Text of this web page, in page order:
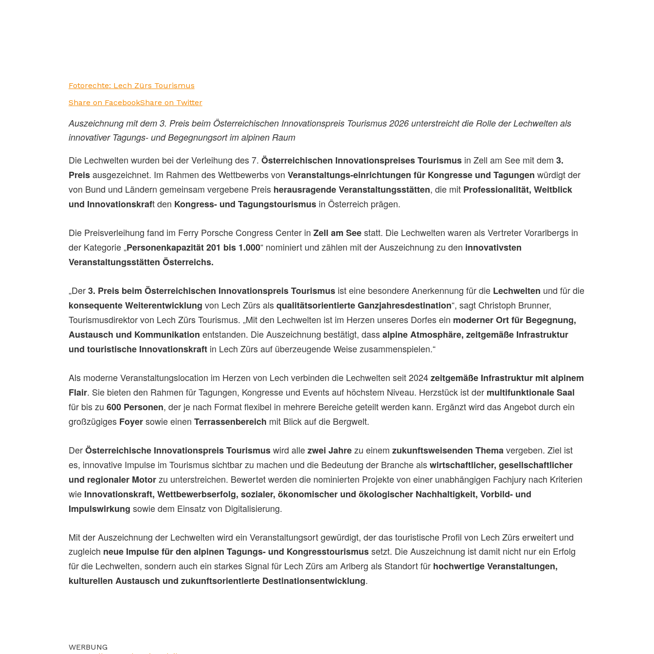
Fotorechte: Lech Zürs Tourismus
Share on FacebookShare on Twitter
Auszeichnung mit dem 3. Preis beim Österreichischen Innovationspreis Tourismus 2026 unterstreicht die Rolle der Lechwelten als
innovativer Tagungs- und Begegnungsort im alpinen Raum
Die Lechwelten wurden bei der Verleihung des 7. Österreichischen Innovationspreises Tourismusin Zell am See mit dem 3.
Preisausgezeichnet. Im Rahmen des Wettbewerbs von Veranstaltungs-einrichtungen für Kongresse und Tagungen würdigt der
von Bund und Ländern gemeinsam vergebene Preis herausragende Veranstaltungsstätten, die mit Professionalität, Weitblick
und Innovationskraft den Kongress- und Tagungstourismusin Österreich prägen.
Die Preisverleihung fand im Ferry Porsche Congress Center in Zell am Seestatt. Die Lechwelten waren als Vertreter Vorarlbergs in
der Kategorie „Personenkapazität 201 bis 1.000“ nominiert und zählen mit der Auszeichnung zu den innovativsten
Veranstaltungsstätten Österreichs.
„Der3. Preis beim Österreichischen Innovationspreis Tourismus ist eine besondere Anerkennung für die Lechwelten und für die
konsequente Weiterentwicklung von Lech Zürs alsqualitätsorientierte Ganzjahresdestination“, sagt Christoph Brunner,
Tourismusdirektor von Lech Zürs Tourismus. „Mit den Lechwelten ist im Herzen unseres Dorfes ein moderner Ort für Begegnung,
Austausch und Kommunikation entstanden. Die Auszeichnung bestätigt, dassalpine Atmosphäre, zeitgemäße Infrastruktur
und touristische Innovationskraftin Lech Zürs auf überzeugende Weise zusammenspielen.“
Als moderne Veranstaltungslocation im Herzen von Lech verbinden die Lechwelten seit 2024zeitgemäße Infrastruktur mit alpinem
Flair. Sie bieten den Rahmen für Tagungen, Kongresse und Events auf höchstem Niveau. Herzstück ist der multifunktionale Saal
für bis zu 600 Personen, der je nach Format flexibel in mehrere Bereiche geteilt werden kann. Ergänzt wird das Angebot durch ein
großzügiges Foyersowie einen Terrassenbereich mit Blick auf die Bergwelt.
DerÖsterreichische Innovationspreis Tourismuswird allezwei Jahrezu einem zukunftsweisenden Themavergeben. Ziel ist
es, innovative Impulse im Tourismus sichtbar zu machen und die Bedeutung der Branche alswirtschaftlicher, gesellschaftlicher
und regionaler Motorzu unterstreichen. Bewertet werden die nominierten Projekte von einer unabhängigen Fachjury nach Kriterien
wie Innovationskraft, Wettbewerbserfolg, sozialer, ökonomischer und ökologischer Nachhaltigkeit, Vorbild- und
Impulswirkung sowie dem Einsatz von Digitalisierung.
Mit der Auszeichnung der Lechwelten wird ein Veranstaltungsort gewürdigt, der das touristische Profil von Lech Zürs erweitert und
zugleich neue Impulse für den alpinen Tagungs- und Kongresstourismussetzt. Die Auszeichnung ist damit nicht nur ein Erfolg
für die Lechwelten, sondern auch ein starkes Signal für Lech Zürs am Arlberg als Standort für hochwertige Veranstaltungen,
kulturellen Austausch und zukunftsorientierte Destinationsentwicklung.
WERBUNG